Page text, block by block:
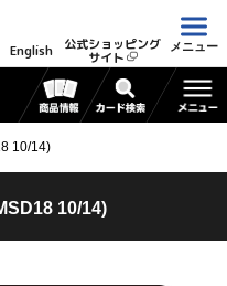
English 公式ショッピング
サイト
メニュー
10/14)
10/14)